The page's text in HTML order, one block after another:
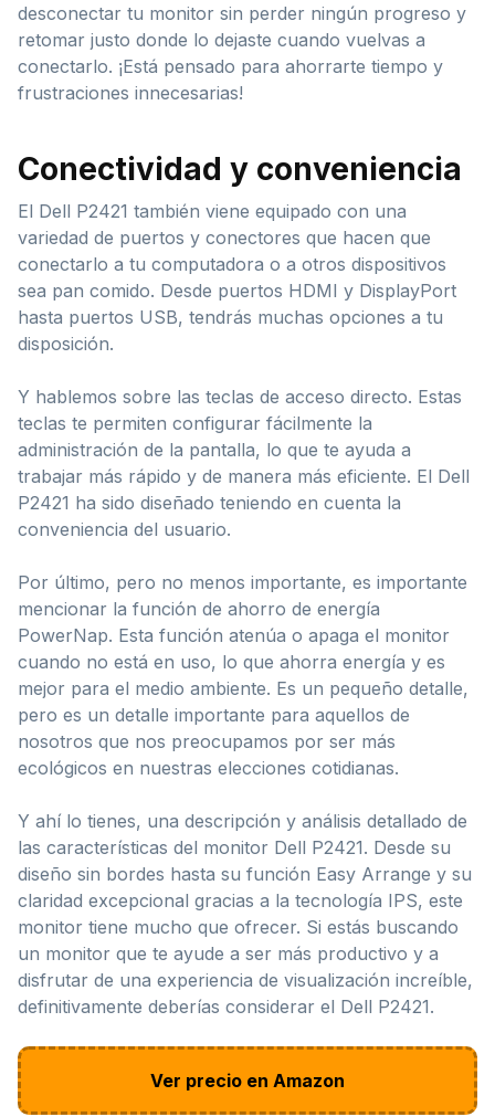
desconectar tu monitor sin perder ningún progreso y
retomar justo donde lo dejaste cuando vuelvas a
conectarlo. ¡Está pensado para ahorrarte tiempo y
frustraciones innecesarias!
Conectividad y conveniencia
El Dell P2421 también viene equipado con una
variedad de puertos y conectores que hacen que
conectarlo a tu computadora o a otros dispositivos
sea pan comido. Desde puertos HDMI y DisplayPort
hasta puertos USB, tendrás muchas opciones a tu
disposición.
Y hablemos sobre las teclas de acceso directo. Estas
teclas te permiten configurar fácilmente la
administración de la pantalla, lo que te ayuda a
trabajar más rápido y de manera más eficiente. El Dell
P2421 ha sido diseñado teniendo en cuenta la
conveniencia del usuario.
Por último, pero no menos importante, es importante
mencionar la función de ahorro de energía
PowerNap. Esta función atenúa o apaga el monitor
cuando no está en uso, lo que ahorra energía y es
mejor para el medio ambiente. Es un pequeño detalle,
pero es un detalle importante para aquellos de
nosotros que nos preocupamos por ser más
ecológicos en nuestras elecciones cotidianas.
Y ahí lo tienes, una descripción y análisis detallado de
las características del monitor Dell P2421. Desde su
diseño sin bordes hasta su función Easy Arrange y su
claridad excepcional gracias a la tecnología IPS, este
monitor tiene mucho que ofrecer. Si estás buscando
un monitor que te ayude a ser más productivo y a
disfrutar de una experiencia de visualización increíble,
definitivamente deberías considerar el Dell P2421.
Ver precio en Amazon